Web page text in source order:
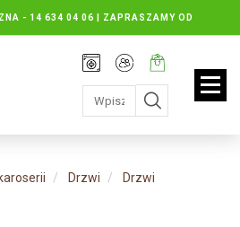
- 14 634 04 06 | ZAPRASZAMY OD
: 8.30 DO 16.30, SOBOTY: 8.30 DO 13.00
Rejestracja
Moje
konto
Twój
koszyk:
jest
pusty
Drzwi Drzwi